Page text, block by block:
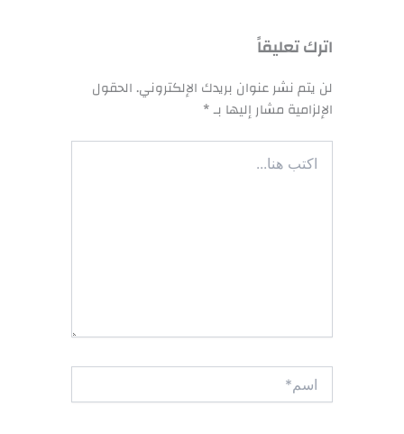
اترك تعليقاً
لن يتم نشر عنوان بريدك الإلكتروني.الحقول
الإلزامية مشار إليها بـ*
اكتب
هنا...
اسم*